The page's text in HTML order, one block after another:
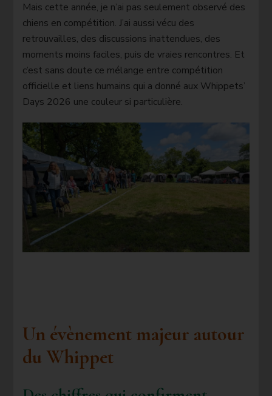
Mais cette année, je n’ai pas seulement observé des
chiens en compétition. J’ai aussi vécu des
retrouvailles, des discussions inattendues, des
moments moins faciles, puis de vraies rencontres. Et
c’est sans doute ce mélange entre compétition
officielle et liens humains qui a donné aux Whippets’
Days 2026 une couleur si particulière.
Un évènement majeur autour
du Whippet